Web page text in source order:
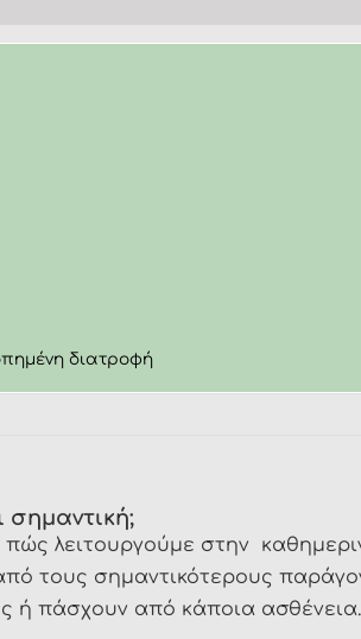
διατροφή
σημαντική;
πώς λειτουργούμε στην
τους σημαντικότερους
ή πάσχουν από κάποια ασθένεια.